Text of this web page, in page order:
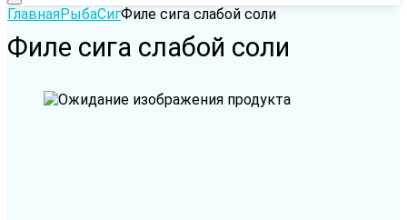
ГлавнаяРыбаСигФиле сига слабой соли
Филе сига слабой соли